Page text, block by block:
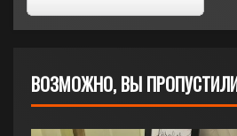
ВОЗМОЖНО, ВЫ